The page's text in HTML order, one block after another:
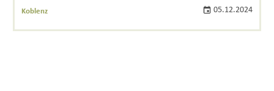
Koblenz 05.12.2024